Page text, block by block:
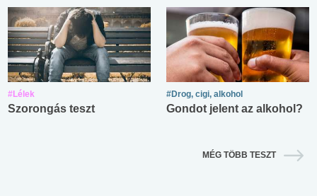
#Lélek
Szorongás teszt
#Drog, cigi, alkohol
Gondot jelent az alkohol?
MÉG TÖBB TESZT